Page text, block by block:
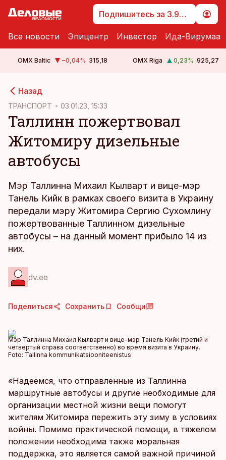
Подпишитесь за 3.99 €
Все новости Эпицентр Инвестор Ида-Вирумаа
OMX Baltic −0,04% 315,18 OMX Riga 0,23% 925,27
Назад
ТРАНСПОРТ 03.01.23, 15:33
Таллинн пожертвовал
Житомиру дизельные
автобусы
Мэр Таллинна Михаил Кылварт и вице-мэр
Танель Кийк в рамках своего визита в Украину
передали мэру Житомира Сергию Сухомлину
пожертвованные Таллинном дизельные
автобусы – на данный момент прибыло 14 из
них.
dv.ee
Поделиться Сохранить Сообщи
Мэр Таллинна Михаил Кылварт и вице-мэр Танель Кийк (третий и
четвертый справа соответственно) во время визита в Украину.
Foto: Tallinna kommunikatsiooniteenistus
«Надеемся, что отправленные из Таллинна
маршрутные автобусы и другие необходимые для
организации местной жизни вещи помогут
жителям Житомира пережить эту зиму в условиях
войны. Помимо практической помощи, в тяжелом
положении необходима также моральная
поддержка, это является самой важной причиной